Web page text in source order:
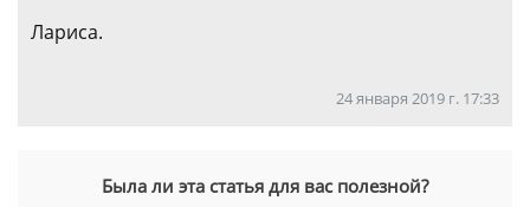
Лариса.
24 января 2019 г. 17:33
Была ли эта статья для вас полезной?